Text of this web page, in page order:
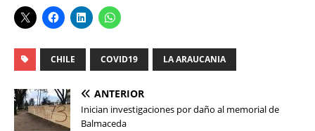
CHILE COVID19 LA ARAUCANIA
ANTERIOR
Inician investigaciones por daño al memorial de
Balmaceda